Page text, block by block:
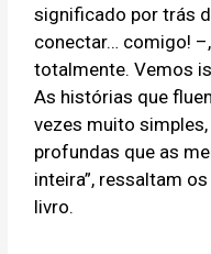
significado por trás
conectar… comigo!
totalmente. Vemos
As histórias que
vezes muito
profundas que as
inteira”, ressaltam
livro.